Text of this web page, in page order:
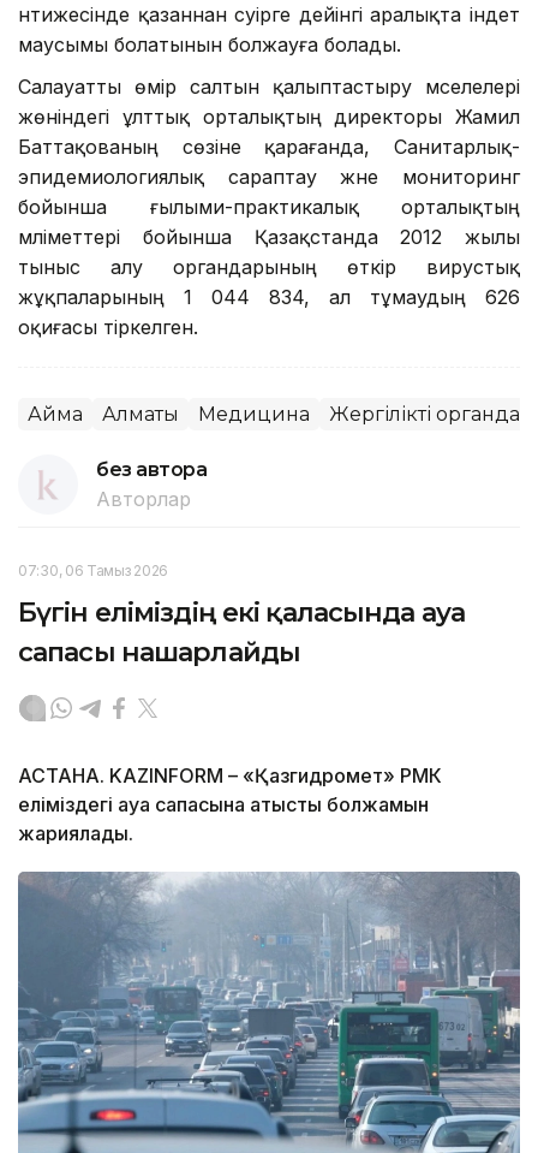
нәтижесінде қазаннан сәуірге дейінгі аралықта індет
маусымы болатынын болжауға болады.
Салауатты өмір салтын қалыптастыру мәселелері
жөніндегі ұлттық орталықтың директоры Жамилә
Баттақованың сөзіне қарағанда, Санитарлық-
эпидемиологиялық сараптау және мониторинг
бойынша ғылыми-практикалық орталықтың
мәліметтері бойынша Қазақстанда 2012 жылы
тыныс алу органдарының өткір вирустық
жұқпаларының 1 044 834, ал тұмаудың 626
оқиғасы тіркелген.
Аймақ Алматы Медицина Жергілікті органдар
без автора
Авторлар
07:30, 06 Тамыз 2026
Бүгін еліміздің екі қаласында ауа
сапасы нашарлайды
АСТАНА. KAZINFORM – «Қазгидромет» РМК
еліміздегі ауа сапасына қатысты болжамын
жариялады.